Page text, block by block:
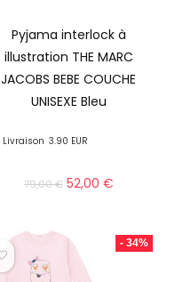
Pyjama interlock à
illustration THE MARC
JACOBS BEBE COUCHE
UNISEXE Bleu
Livraison 3.90 EUR
79,00€ 52,00 €
- 34%